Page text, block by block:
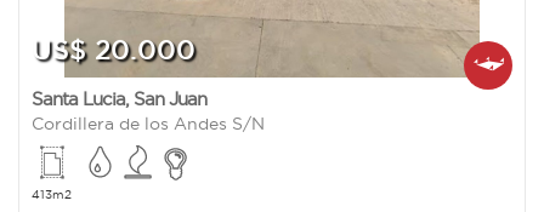
US$ 20.000
Santa Lucia, San Juan
Cordillera de los Andes S/N
413m2